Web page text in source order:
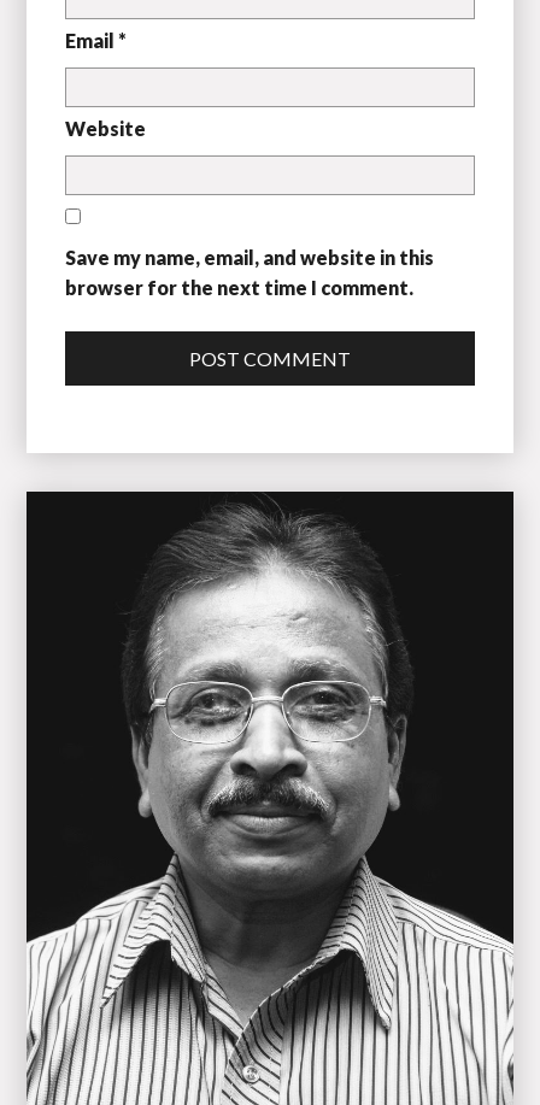
Email *
Website
Save my name, email, and website in this
browser for the next time I comment.
POST COMMENT